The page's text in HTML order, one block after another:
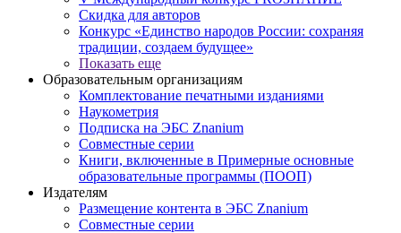
Скидка для авторов
Конкурс «Единство народов России: сохраняя
традиции, создаем будущее»
Показать еще
Образовательным организациям
Комплектование печатными изданиями
Наукометрия
Подписка на ЭБС Znanium
Совместные серии
Книги, включенные в Примерные основные
образовательные программы (ПООП)
Издателям
Размещение контента в ЭБС Znanium
Совместные серии